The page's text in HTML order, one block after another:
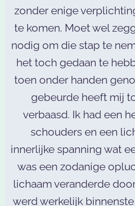
zonder enige
te komen. Moet wel
nodig om die stap te
het toch gedaan te
toen onder handen
gebeurde heeft mij
verbaasd. Ik had een
schouders en een
innerlijke spanning wat
was een zodanige
lichaam veranderde
werd werkelijk